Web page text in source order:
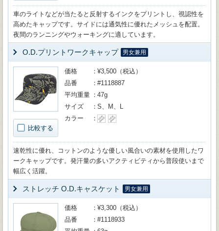
車のライトなどが当たると反射するインクをプリントし、視認性を
高めたキャップです。サイドには通気性に優れたメッシュを配置。
夜間のランニングやウォーキングに適しています。
O.D.プリントワークキャップ 男女兼用
比較する
価格
¥3,500（税込）
品番
#1118887
平均重量
47g
サイズ
S、M、L
カラー
速乾性に優れ、コットンのような優しい風合いの素材を使用したワ
ークキャップです。発汗量の多いアクティビティから普段使いまで
幅広く活躍。
ストレッチ O.D.キャスケット 男女兼用
価格
¥3,300（税込）
品番
#1118933